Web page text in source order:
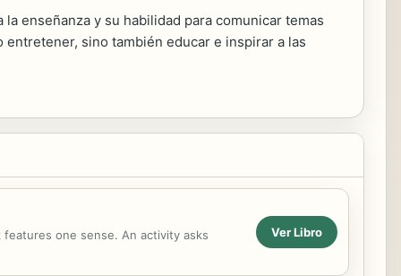
enseñanza y su habilidad para comunicar temas
sino también educar e inspirar a las
one sense. An activity asks Ver Libro